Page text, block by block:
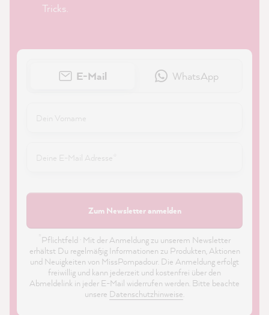
Tricks.
E-Mail WhatsApp
Zum Newsletter anmelden
Pflichtfeld · Mit der Anmeldung zu unserem Newsletter
erhältst Du regelmäßig Informationen zu Produkten, Aktionen
und Neuigkeiten von MissPompadour. Die Anmeldung erfolgt
freiwillig und kann jederzeit und kostenfrei über den
Abmeldelink in jeder E-Mail widerrufen werden. Bitte beachte
unsere Datenschutzhinweise.